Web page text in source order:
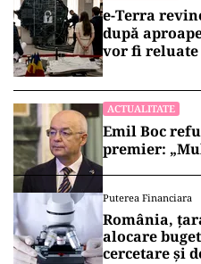
e-Terra
după
vor fi
ACTUALITATE
Emil Boc
premier:
Puterea Financiara
România,
alocare
cercetare și